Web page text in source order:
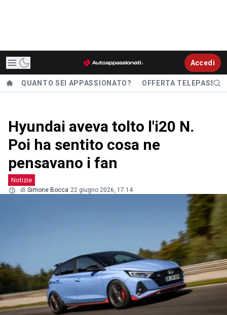
Accedi
QUANTO SEI APPASSIONATO? OFFERTA TELEPASS
Hyundai aveva tolto l'i20 N.
Poi ha sentito cosa ne
pensavano i fan
Notizie
di Simone Bocca 22 giugno 2026, 17.14